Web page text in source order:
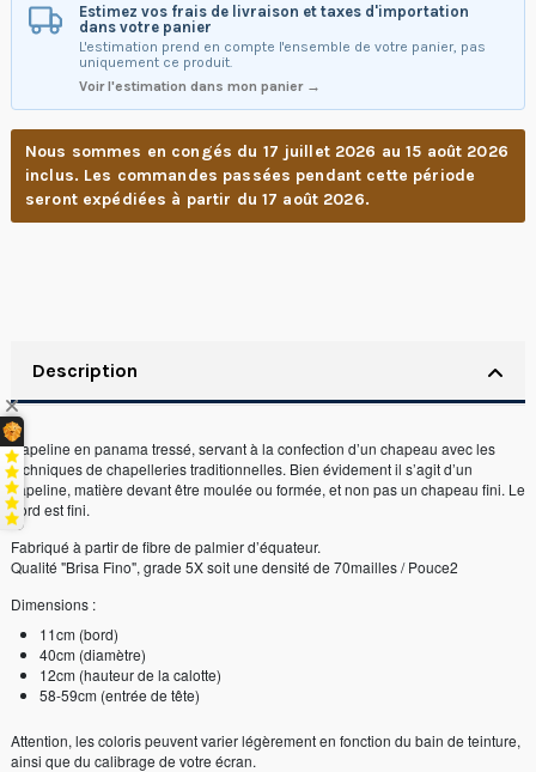
Estimez vos frais de livraison et taxes d'importation
dans votre panier
L'estimation prend en compte l'ensemble de votre panier, pas
uniquement ce produit.
Voir l'estimation dans mon panier →
Nous sommes en congés du 17 juillet 2026 au 15 août 2026
inclus. Les commandes passées pendant cette période
seront expédiées à partir du 17 août 2026.
Description
Capeline en panama tressé, servant à la confection d’un chapeau avec les
techniques de chapelleries traditionnelles. Bien évidement il s’agit d’un
capeline, matière devant être moulée ou formée, et non pas un chapeau fini. Le
bord est fini.
Fabriqué à partir de fibre de palmier d’équateur.
Qualité "Brisa Fino", grade 5X soit une densité de 70mailles / Pouce2
Dimensions :
11cm (bord)
40cm (diamètre)
12cm (hauteur de la calotte)
58-59cm (entrée de tête)
Attention, les coloris peuvent varier légèrement en fonction du bain de teinture,
ainsi que du calibrage de votre écran.